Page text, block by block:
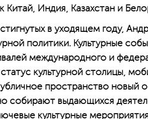
Китай, Индия, Казахстан и
в уходящем году,
политики. Культурные
международного и
культурной столицы,
пространство новый
собирают выдающихся
культурные